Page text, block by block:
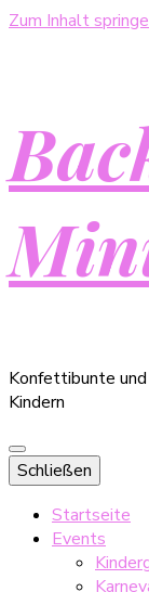
Zum Inhalt
Konfettibunte
Kindern
Schließen
Startseite
Events